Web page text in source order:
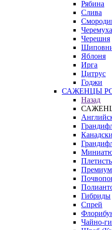
Рябина
Слива
Черемуха
Черешня
Яблоня
Ирга
Цитрус
Годжи
САЖЕНЦЫ
Назад
Премиум
Гибриды
Спрей
Чайно-